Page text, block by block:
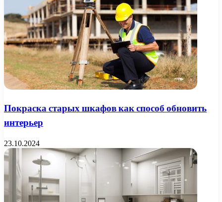
Покраска старых шкафов как способ обновить
интерьер
23.10.2024